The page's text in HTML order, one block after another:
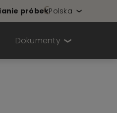
próbekPolska
Dokumenty